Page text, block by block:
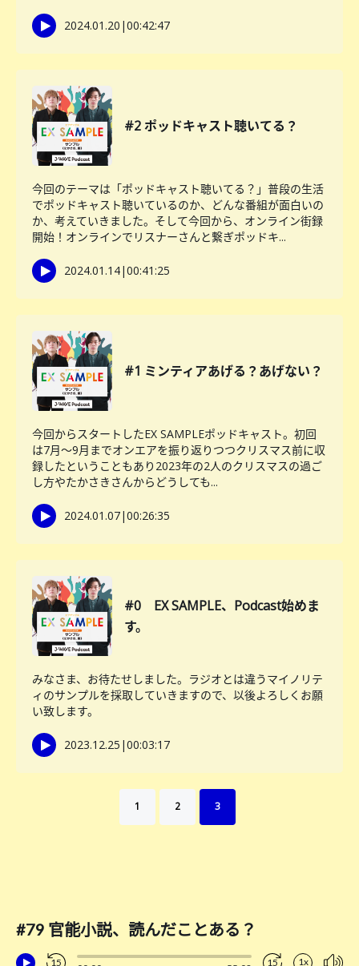
2024.01.20 |00:42:47
#2 ポッドキャスト聴いてる？
今回のテーマは「ポッドキャスト聴いてる？」普段の生活
でポッドキャスト聴いているのか、どんな番組が面白いの
か、考えていきました。そして今回から、オンライン街録
開始！オンラインでリスナーさんと繋ぎポッドキ...
2024.01.14|00:41:25
#1 ミンティアあげる？あげない？
今回からスタートしたEX SAMPLEポッドキャスト。初回
は7月〜9月までオンエアを振り返りつつクリスマス前に収
録したということもあり2023年の2人のクリスマスの過ご
し方やたかさきさんからどうしても...
2024.01.07|00:26:35
#0 EX SAMPLE、Podcast始めま
す。
みなさま、お待たせしました。ラジオとは違うマイノリテ
ィのサンプルを採取していきますので、以後よろしくお願
い致します。
2023.12.25 |00:03:17
1 2 3
#79 官能小説、読んだことある？
15 15 1x